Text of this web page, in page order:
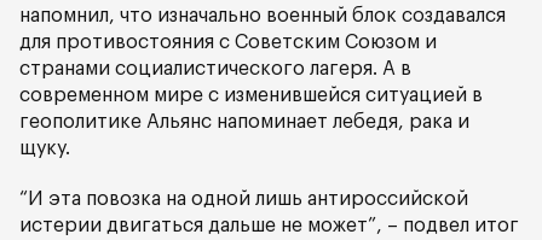
напомнил, что изначально военный блок создавался
для противостояния с Советским Союзом и
странами социалистического лагеря. А в
современном мире с изменившейся ситуацией в
геополитике Альянс напоминает лебедя, рака и
щуку.
“И эта повозка на одной лишь антироссийской
истерии двигаться дальше не может”, – подвел итог